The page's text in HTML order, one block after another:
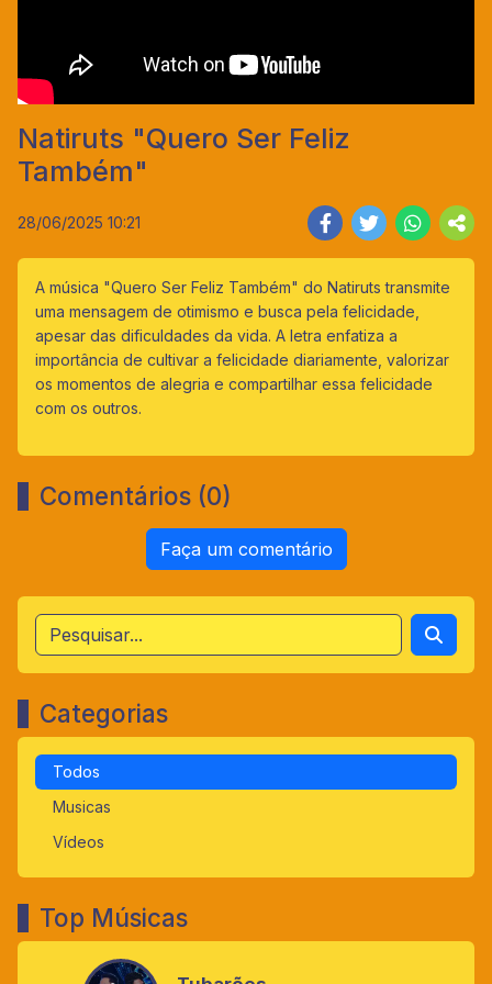
Natiruts "Quero Ser Feliz
Também"
28/06/2025 10:21
A música "Quero Ser Feliz Também" do Natiruts transmite
uma mensagem de otimismo e busca pela felicidade,
apesar das dificuldades da vida. A letra enfatiza a
importância de cultivar a felicidade diariamente, valorizar
os momentos de alegria e compartilhar essa felicidade
com os outros.
Comentários (0)
Faça um comentário
Categorias
Todos
Musicas
Vídeos
Top Músicas